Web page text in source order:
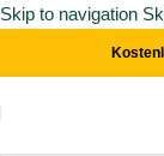
Skip to navigation